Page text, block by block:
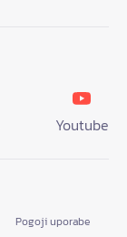
Youtube
Pogoji uporabe